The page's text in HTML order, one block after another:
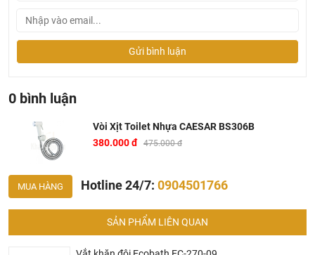
hàng giả hàng nhái hoàn tiền 200%.
là phải có trách nhiệm với hàng hóa và khách hàng!
Bán hàng có tâm: Chúng tôi mong muốn được tư vấn
khách hàng chọn được những sản phẩm phù hợp và
thích hợp để hạn chế được những phiền phức khách
hàng có thể gặp phải nếu tự chọn như: chọn sản phẩm
không phù hợp kích thước nhà tắm, chọn sp không phù
hợp với áp lực nước, chiều cao gia đình, tông thẩm mỹ
nhà tắm..... hơn là chỉ báo giá.
Thành thật: Chúng tôi luôn thành thật về chất lượng,
Gửi bình luận
0 bình luận
Vòi Xịt Toilet Nhựa CAESAR BS306B
380.000 đ 475.000 đ
MUA HÀNG Hotline 24/7: 0904501766
SẢN PHẨM LIÊN QUAN